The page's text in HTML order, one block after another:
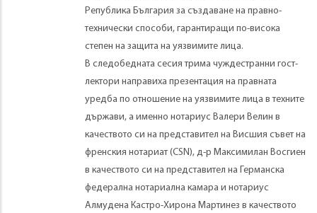
Република България за създаване на правно-
технически способи, гарантиращи по-висока
степен на защита на уязвимите лица.
В следобедната сесия трима чуждестранни гост-
лектори направиха презентация на правната
уредба по отношение на уязвимите лица в техните
държави, а именно нотариус Валери Велин в
качеството си на представител на Висшия съвет на
френския нотариат (CSN), д-р Максимилан Восгиен
в качеството си на представител на Германска
федерална нотариална камара и нотариус
Алмудена Кастро-Хирона Мартинез в качеството